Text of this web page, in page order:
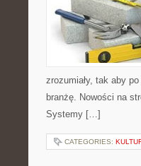
zrozumiały, tak aby
branżę. Nowości na
Systemy […]
CATEGORIES: